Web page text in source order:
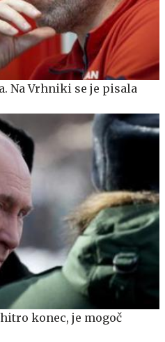
Na Vrhniki se je pisala
konec, je mogoč